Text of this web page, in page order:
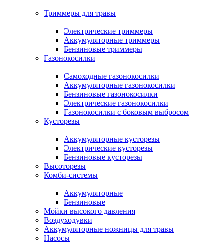
Триммеры для травы
Электрические триммеры
Аккумуляторные триммеры
Бензиновые триммеры
Газонокосилки
Самоходные газонокосилки
Аккумуляторные газонокосилки
Бензиновые газонокосилки
Электрические газонокосилки
Газонокосилки с боковым выбросом
Кусторезы
Аккумуляторные кусторезы
Электрические кусторезы
Бензиновые кусторезы
Высоторезы
Комби-системы
Аккумуляторные
Бензиновые
Мойки высокого давления
Воздуходувки
Аккумуляторные ножницы для травы
Насосы